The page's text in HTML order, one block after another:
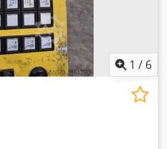
1 / 6